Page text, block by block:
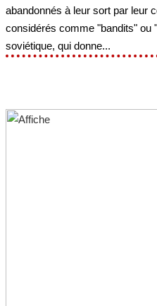
abandonnés à leur sort par leur
considérés comme "bandits" ou
soviétique, qui donne...